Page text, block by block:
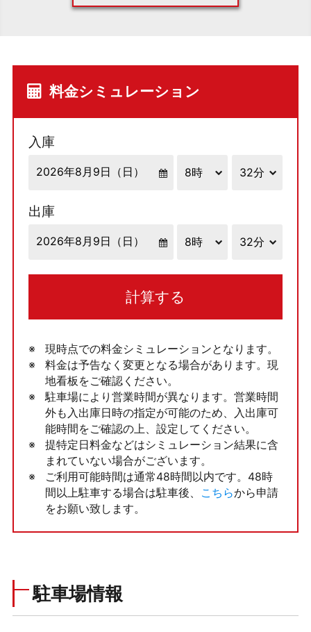
料金シミュレーション
入庫
出庫
計算する
現時点での料金シミュレーションとなります。
料金は予告なく変更となる場合があります。現
地看板をご確認ください。
駐車場により営業時間が異なります。営業時間
外も入出庫日時の指定が可能のため、入出庫可
能時間をご確認の上、設定してください。
提特定日料金などはシミュレーション結果に含
まれていない場合がございます。
ご利用可能時間は通常48時間以内です。48時
間以上駐車する場合は駐車後、
こちらから申請
をお願い致します。
駐車場情報